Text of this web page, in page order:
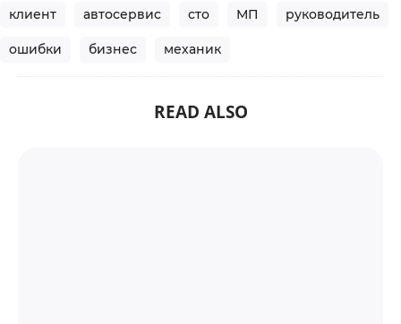
клиент автосервис сто МП руководитель
ошибки бизнес механик
READ ALSO